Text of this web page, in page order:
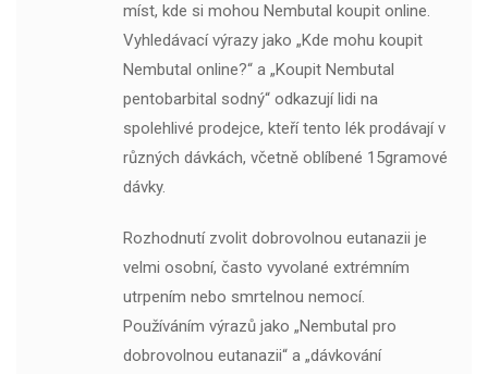
míst, kde si mohou Nembutal koupit online.
Vyhledávací výrazy jako „Kde mohu koupit
Nembutal online?“ a „Koupit Nembutal
pentobarbital sodný“ odkazují lidi na
spolehlivé prodejce, kteří tento lék prodávají v
různých dávkách, včetně oblíbené 15gramové
dávky.
Rozhodnutí zvolit dobrovolnou eutanazii je
velmi osobní, často vyvolané extrémním
utrpením nebo smrtelnou nemocí.
Používáním výrazů jako „Nembutal pro
dobrovolnou eutanazii“ a „dávkování